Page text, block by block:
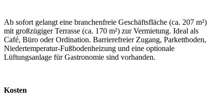
Ab sofort gelangt eine branchenfreie Geschäftsfläche (ca. 207 m²)
mit großzügiger Terrasse (ca. 170 m²) zur Vermietung. Ideal als
Café, Büro oder Ordination. Barrierefreier Zugang, Parkettboden,
Niedertemperatur-Fußbodenheizung und eine optionale
Lüftungsanlage für Gastronomie sind vorhanden.
Kosten